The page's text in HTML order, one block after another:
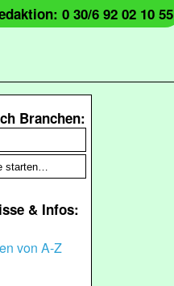
0 30/6 92 02 10 55
Branchen:
& Infos:
von A-Z